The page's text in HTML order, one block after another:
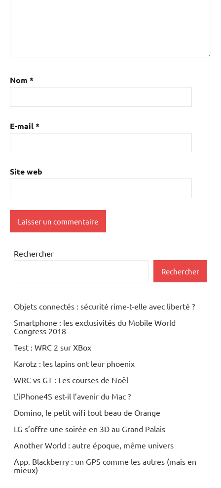
Nom *
E-mail*
Site web
Rechercher
Rechercher
Objets connectés : sécurité rime-t-elle avec liberté ?
Smartphone : les exclusivités du Mobile World
Congress 2018
Test : WRC 2 sur XBox
Karotz : les lapins ont leur phoenix
WRC vs GT : Les courses de Noël
L’iPhone4S est-il l’avenir du Mac ?
Domino, le petit wifi tout beau de Orange
LG s’offre une soirée en 3D au Grand Palais
Another World : autre époque, même univers
App. Blackberry : un GPS comme les autres (mais en
mieux)